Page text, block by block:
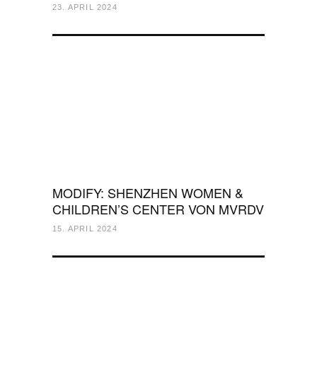
23. APRIL 2024
MODIFY: SHENZHEN WOMEN &
CHILDREN’S CENTER VON MVRDV
15. APRIL 2024